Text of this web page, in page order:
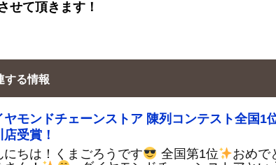
せて頂きます！
する情報
ヤモンドチェーンストア 陳列コンテスト全国1
受賞！
にちは！くまごろうです
全国第1位
おめで